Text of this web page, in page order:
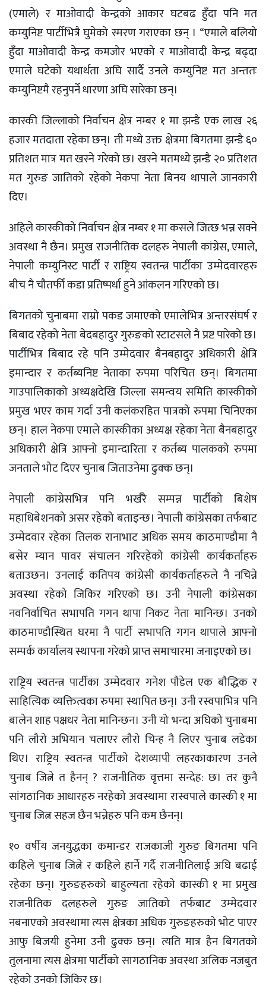
(एमाले) र माओवादी केन्द्रको आकार घटबढ हुँदा पनि मत
कम्युनिष्ट पार्टीभित्रै घुमेको स्मरण गराएका छन् । “एमाले बलियो
हुँदा माओवादी केन्द्र कमजोर भएको र माओवादी केन्द्र बढ्दा
एमाले घटेको यथार्थता अघि सार्दै उनले कम्युनिष्ट मत अन्ततः
कम्युनिष्टमै रहनुपर्ने धारणा अघि सारेका छन्।
कास्की जिल्लाको निर्वाचन क्षेत्र नम्बर १ मा झन्डै एक लाख २६
हजार मतदाता रहेका छन्। ती मध्ये उक्त क्षेत्रमा बिगतमा झन्डै ६०
प्रतिशत मात्र मत खस्ने गरेको छ। खस्ने मतमध्ये झन्डै २० प्रतिशत
मत गुरुङ जातिको रहेको नेकपा नेता बिनय थापाले जानकारी
दिए।
अहिले कास्कीको निर्वाचन क्षेत्र नम्बर १ मा कसले जित्छ भन्न सक्ने
अवस्था नै छैन। प्रमुख राजनीतिक दलहरु नेपाली कांग्रेस, एमाले,
नेपाली कम्युनिस्ट पार्टी र राष्ट्रिय स्वतन्त्र पार्टीका उम्मेदवारहरु
बीच नै चौतर्फी कडा प्रतिष्पर्धा हुने आंकलन गरिएको छ।
बिगतको चुनाबमा राम्रो पकड जमाएको एमालेभित्र अन्तरसंघर्ष र
बिबाद रहेको नेता बेदबहादुर गुरुङको स्टाटसले नै प्रष्ट पारेको छ।
पार्टीभित्र बिबाद रहे पनि उम्मेदवार बैनबहादुर अधिकारी क्षेत्रि
इमान्दार र कर्तब्यनिष्ट नेताका रुपमा परिचित छन्। बिगतमा
गाउपालिकाको अध्यक्षदेखि जिल्ला समन्वय समिति कास्कीको
प्रमुख भएर काम गर्दा उनी कलंकरहित पात्रको रुपमा चिनिएका
छन्। हाल नेकपा एमाले कास्कीका अध्यक्ष रहेका नेता बैनबहादुर
अधिकारी क्षेत्रि आफ्नो इमान्दारिता र कर्तब्य पालकको रुपमा
जनताले भोट दिएर चुनाब जिताउनेमा ढुक्क छन्।
नेपाली कांग्रेसभित्र पनि भर्खरै सम्पन्न पार्टीको बिशेष
महाधिबेशनको असर रहेको बताइन्छ। नेपाली कांग्रेसका तर्फबाट
उम्मेदवार रहेका तिलक रानाभाट अधिक समय काठमाण्डौमा नै
बसेर म्यान पावर संचालन गरिरहेको कांग्रेसी कार्यकर्ताहरु
बताउछन। उनलाई कतिपय कांग्रेसी कार्यकर्ताहरुले नै नचिन्ने
अवस्था रहेको जिकिर गरिएको छ। उनी नेपाली कांग्रेसका
नवनिर्वाचित सभापति गगन थापा निकट नेता मानिन्छ। उनको
काठमाण्डौस्थित घरमा नै पार्टी सभापति गगन थापाले आफ्नो
सम्पर्क कार्यालय स्थापना गरेको प्राप्त समाचारमा जनाइएको छ।
राष्ट्रिय स्वतन्त्र पार्टीका उम्मेदवार गनेश पौडेल एक बौद्धिक र
साहित्यिक व्यक्तित्वका रुपमा स्थापित छन्। उनी रस्वपाभित्र पनि
बालेन शाह पक्षधर नेता मानिन्छन। उनी यो भन्दा अघिको चुनाबमा
पनि लौरो अभियान चलाएर लौरो चिन्ह नै लिएर चुनाब लडेका
थिए। राष्ट्रिय स्वतन्त्र पार्टीको देशव्यापी लहरकाकारण उनले
चुनाब जित्ने त हैनन् ? राजनीतिक वृत्तमा सन्देह: छ। तर कुनै
सांगठानिक आधारहरु नरहेको अवस्थामा रास्वपाले कास्की १ मा
चुनाब जित्न सहज छैन भन्नेहरु पनि कम छैनन्।
१० वर्षीय जनयुद्धका कमान्डर राजकाजी गुरुङ बिगतमा पनि
कहिले चुनाब जित्ने र कहिले हार्ने गर्दै राजनीतिलाई अघि बढाई
रहेका छन्। गुरुङहरुको बाहुल्यता रहेको कास्की १ मा प्रमुख
राजनीतिक दलहरुले गुरुङ जातिको तर्फबाट उम्मेदवार
नबनाएको अवस्थामा त्यस क्षेत्रका अधिक गुरुङहरुको भोट पाएर
आफु बिजयी हुनेमा उनी ढुक्क छन्। त्यति मात्र हैन बिगतको
तुलनामा त्यस क्षेत्रमा पार्टीको सागठानिक अवस्था अलिक नजबुत
रहेको उनको जिकिर छ।